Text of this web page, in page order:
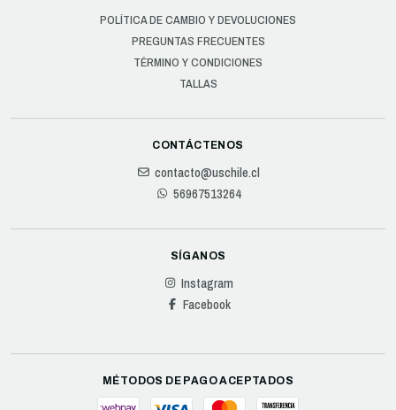
POLÍTICA DE CAMBIO Y DEVOLUCIONES
PREGUNTAS FRECUENTES
TÉRMINO Y CONDICIONES
TALLAS
CONTÁCTENOS
contacto@uschile.cl
56967513264
SÍGANOS
Instagram
Facebook
MÉTODOS DE PAGO ACEPTADOS